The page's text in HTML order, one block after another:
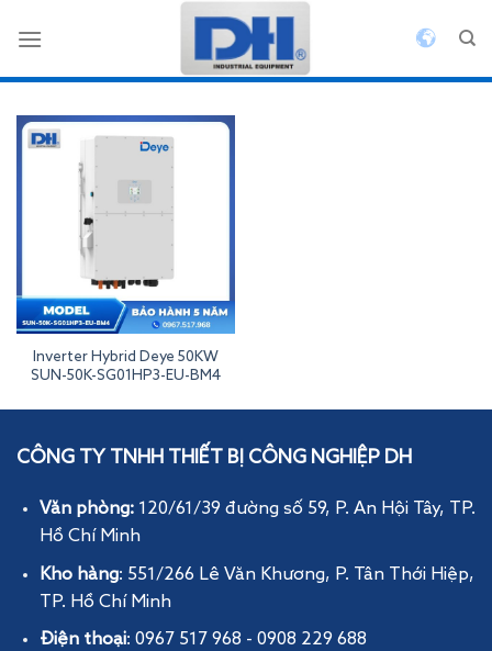
qua
Inverter Hybrid Deye 50KW
SUN-50K-SG01HP3-EU-BM4
Inverterdeye
CÔNG TY TNHH THIẾT BỊ CÔNG NGHIỆP DH
Văn phòng: 120/61/39 đường số 59, P. An Hội Tây, TP.
Hồ Chí Minh
Kho hàng: 551/266 Lê Văn Khương, P. Tân Thới Hiệp,
TP. Hồ Chí Minh
Điện thoại: 0967 517 968 - 0908 229 688